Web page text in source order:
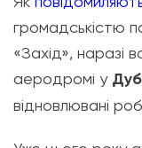
громадськістю
«Захід», наразі
аеродромі у
відновлювані